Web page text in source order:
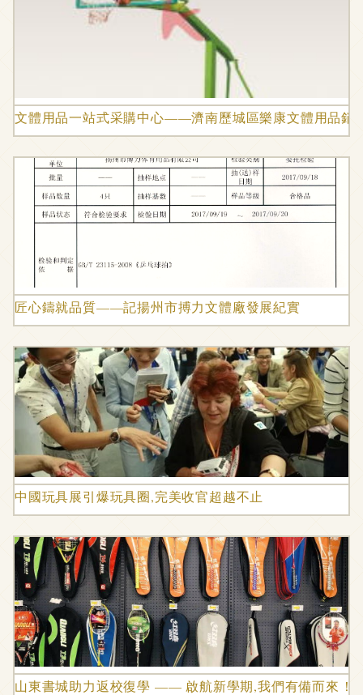
文體用品一站式采購中心——濟南歷城區樂康文體用品銷
匠心鑄就品質——記揚州市搏力文體廠發展紀實
中國玩具展引爆玩具圈,完美收官超越不止
山東書城助力返校復學 —— 啟航新學期,我們有備而來！